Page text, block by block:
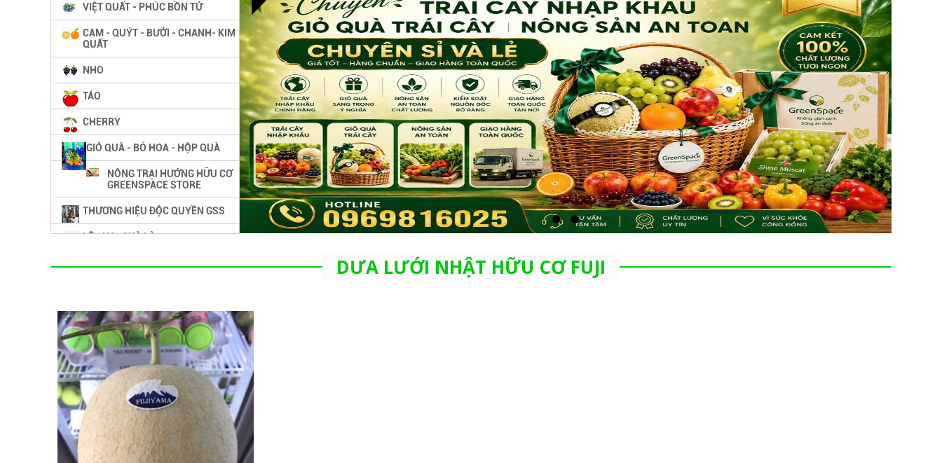
VIỆT QUẤT - PHÚC BỒN TỬ
CAM - QUÝT - BƯỞI - CHANH- KIM
QUẤT
NHO
TÁO
CHERRY
GIỎ QUÀ - BÓ HOA - HỘP QUÀ
NÔNG TRẠI HƯỚNG HỮU CƠ
GREENSPACE STORE
THƯƠNG HIỆU ĐỘC QUYỀN GSS
LÊ - NA -CHÀ LÀ
LỰU - BƠ
TRÁI CÂY SẤY KHÔ - KẸO - BÁNH
TRÁI CÂY NHIỆT ĐỚI
RAU CỦ ORGANIC
RƯỢU TRÁI CÂY - RƯỢU VANG
NƯỚC ÉP - TÁO LẮC MUỐI
DƯA LƯỚI NHẬT HỮU CƠ FUJI